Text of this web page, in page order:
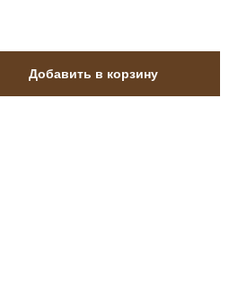
Добавить в корзину